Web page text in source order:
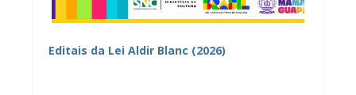
Editais da Lei Aldir Blanc (2026)